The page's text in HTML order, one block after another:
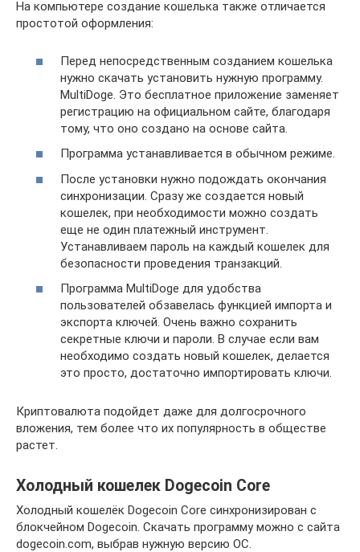
На компьютере создание кошелька также отличается
простотой оформления:
Перед непосредственным созданием кошелька
нужно скачать установить нужную программу.
MultiDoge. Это бесплатное приложение заменяет
регистрацию на официальном сайте, благодаря
тому, что оно создано на основе сайта.
Программа устанавливается в обычном режиме.
После установки нужно подождать окончания
синхронизации. Сразу же создается новый
кошелек, при необходимости можно создать
еще не один платежный инструмент.
Устанавливаем пароль на каждый кошелек для
безопасности проведения транзакций.
Программа MultiDoge для удобства
пользователей обзавелась функцией импорта и
экспорта ключей. Очень важно сохранить
секретные ключи и пароли. В случае если вам
необходимо создать новый кошелек, делается
это просто, достаточно импортировать ключи.
Криптовалюта подойдет даже для долгосрочного
вложения, тем более что их популярность в обществе
растет.
Холодный кошелек Dogecoin Core
Холодный кошелёк Dogecoin Core синхронизирован с
блокчейном Dogecoin. Скачать программу можно с сайта
dogecoin.com, выбрав нужную версию ОС.